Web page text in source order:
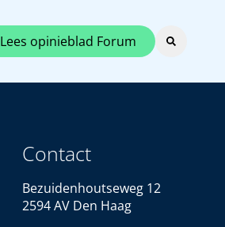
Lees opinieblad Forum
Contact
Bezuidenhoutseweg 12
2594 AV Den Haag